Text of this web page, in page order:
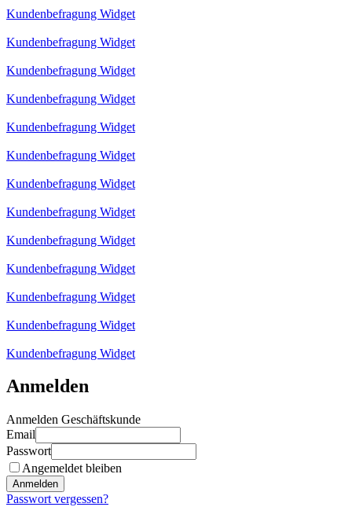
Kundenbefragung Widget
Kundenbefragung Widget
Kundenbefragung Widget
Kundenbefragung Widget
Kundenbefragung Widget
Kundenbefragung Widget
Kundenbefragung Widget
Kundenbefragung Widget
Kundenbefragung Widget
Kundenbefragung Widget
Kundenbefragung Widget
Kundenbefragung Widget
Kundenbefragung Widget
Anmelden
Anmelden Geschäftskunde
Email
Passwort
Angemeldet bleiben
Anmelden
Passwort vergessen?